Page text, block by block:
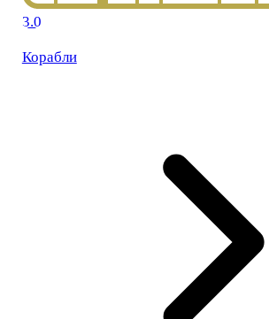
3.0
Корабли